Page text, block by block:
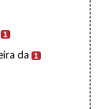
1
da 1